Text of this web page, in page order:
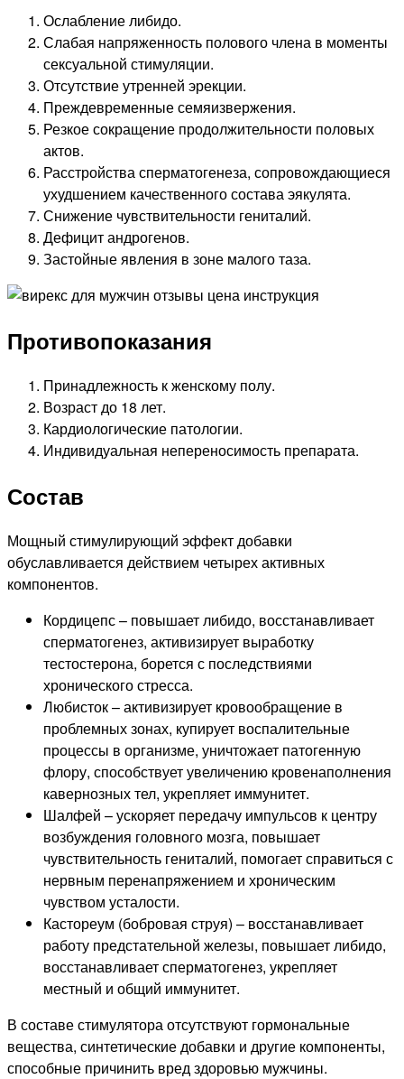
Ослабление либидо.
Слабая напряженность полового члена в моменты
сексуальной стимуляции.
Отсутствие утренней эрекции.
Преждевременные семяизвержения.
Резкое сокращение продолжительности половых
актов.
Расстройства сперматогенеза, сопровождающиеся
ухудшением качественного состава эякулята.
Снижение чувствительности гениталий.
Дефицит андрогенов.
Застойные явления в зоне малого таза.
Противопоказания
Принадлежность к женскому полу.
Возраст до 18 лет.
Кардиологические патологии.
Индивидуальная непереносимость препарата.
Состав
Мощный стимулирующий эффект добавки
обуславливается действием четырех активных
компонентов.
Кордицепс – повышает либидо, восстанавливает
сперматогенез, активизирует выработку
тестостерона, борется с последствиями
хронического стресса.
Любисток – активизирует кровообращение в
проблемных зонах, купирует воспалительные
процессы в организме, уничтожает патогенную
флору, способствует увеличению кровенаполнения
кавернозных тел, укрепляет иммунитет.
Шалфей – ускоряет передачу импульсов к центру
возбуждения головного мозга, повышает
чувствительность гениталий, помогает справиться с
нервным перенапряжением и хроническим
чувством усталости.
Кастореум (бобровая струя) – восстанавливает
работу предстательной железы, повышает либидо,
восстанавливает сперматогенез, укрепляет
местный и общий иммунитет.
В составе стимулятора отсутствуют гормональные
вещества, синтетические добавки и другие компоненты,
способные причинить вред здоровью мужчины.